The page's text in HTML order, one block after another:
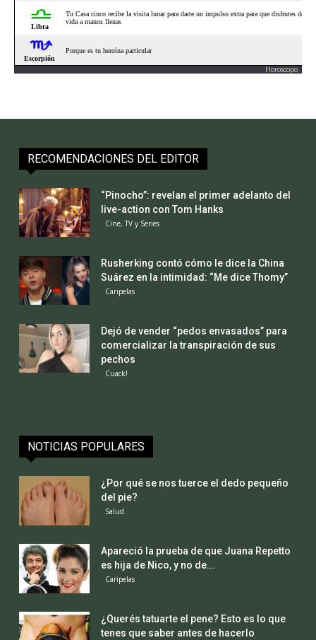
Horoscopo
RECOMENDACIONES DEL EDITOR
“Pinocho”: revelan el primer adelanto del
live-action con Tom Hanks
Cine, TV y Series
Rusherking contó cómo le dice la China
Suárez en la intimidad: “Me dice Thomy”
Caripelas
Dejó de vender “pedos envasados” para
comercializar la transpiración de sus
pechos
Cuack!
NOTICIAS POPULARES
¿Por qué se nos tuerce el dedo pequeño
del pie?
Salud
Apareció la prueba de que Juana Repetto
es hija de Nico, y no de...
Caripelas
¿Querés tatuarte el pene? Esto es lo que
tenes que saber antes de hacerlo